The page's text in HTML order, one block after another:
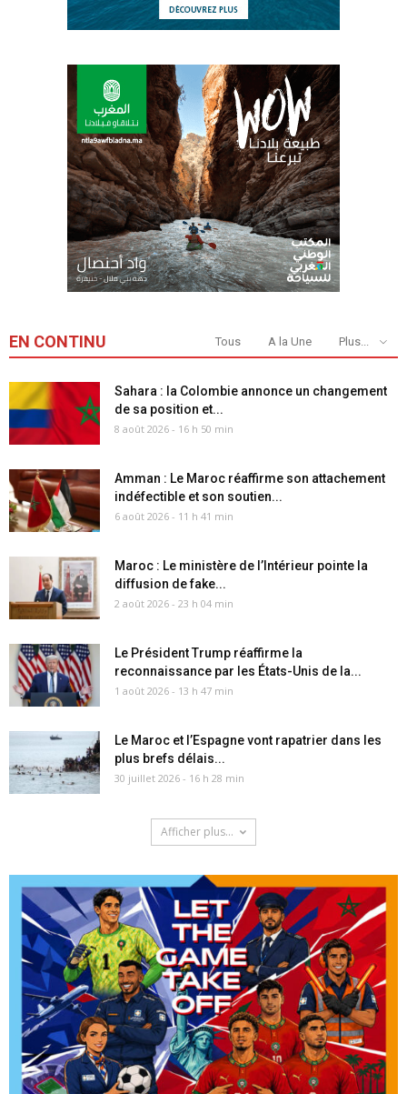
EN CONTINU Tous A la Une Plus...
Sahara : la Colombie annonce un changement
de sa position et...
8 août 2026 - 16 h 50 min
Amman : Le Maroc réaffirme son attachement
indéfectible et son soutien...
6 août 2026 - 11 h 41 min
Maroc : Le ministère de l’Intérieur pointe la
diffusion de fake...
2 août 2026 - 23 h 04 min
Le Président Trump réaffirme la
reconnaissance par les États-Unis de la...
1 août 2026 - 13 h 47 min
Le Maroc et l’Espagne vont rapatrier dans les
plus brefs délais...
30 juillet 2026 - 16 h 28 min
Afficher plus...